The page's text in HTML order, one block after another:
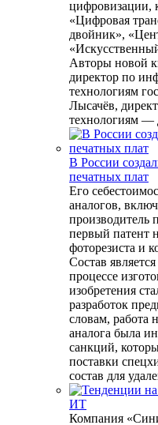
цифровизации,
«Цифровая
двойник»,
Авторы новой
директор по
технологиям
Лысачёв,
технологиям —
В России
печатных плат
Его
аналогов,
производитель
первый патент
фоторезиста и
Состав
процессе
изобретения
разработок
словам, работа
аналога была
санкций,
поставки
состав для
ИТ
Компания